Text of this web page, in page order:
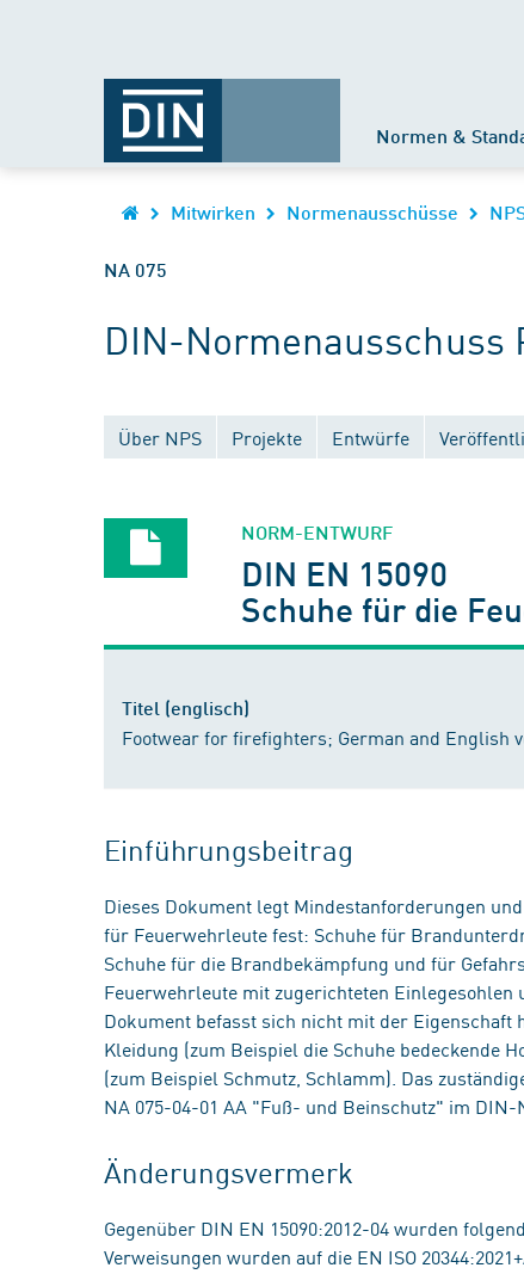
Normen &
Mitwirken Normenausschüsse
NA 075
DIN-Normenausschuss
Über NPS Projekte Entwürfe
NORM-ENTWURF
DIN EN 15090
Schuhe für die
Titel (englisch)
Footwear for firefighters; German and English
Einführungsbeitrag
Dieses Dokument legt Mindestanforderungen
für Feuerwehrleute fest: Schuhe für
Schuhe für die Brandbekämpfung und für
Feuerwehrleute mit zugerichteten
Dokument befasst sich nicht mit der
Kleidung (zum Beispiel die Schuhe bedeckende
(zum Beispiel Schmutz, Schlamm). Das
NA 075-04-01 AA "Fuß- und Beinschutz" im
Änderungsvermerk
Gegenüber DIN EN 15090:2012-04 wurden
Verweisungen wurden auf die EN ISO